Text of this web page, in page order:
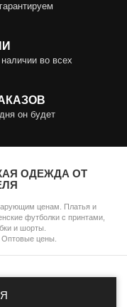
во всех
он будет
ОДЕЖДА ОТ
ценам. Платья и
футболки с принтами,
и шорты.
Оптовые цены.